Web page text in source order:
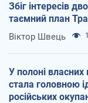
Збіг інтересів
таємний план
Віктор Швець
У полоні власних
стала головною
російських